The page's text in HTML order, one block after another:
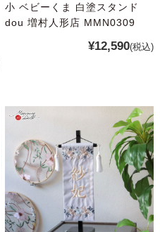
小 ベビーくま 白塗スタンド
dou 増村人形店 MMN0309
¥12,590(税込)